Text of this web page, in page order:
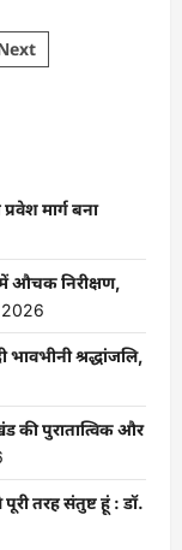
मार्ग बना
औचक निरीक्षण,
श्रद्धांजलि,
की पुरातात्विक और
तरह संतुष्ट हूं : डॉ.